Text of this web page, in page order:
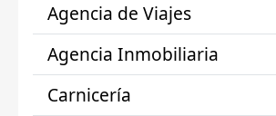
Agencia de Viajes
Agencia Inmobiliaria
Carnicería